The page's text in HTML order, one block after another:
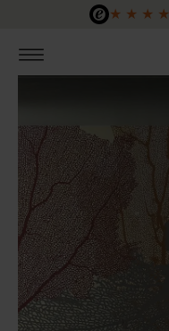
Zum Hauptinhalt springen
★ ★ ★ ★